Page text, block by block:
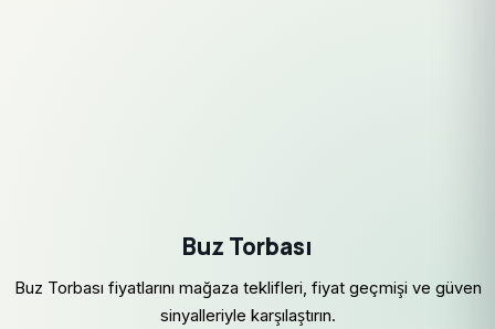
Buz Torbası
Buz Torbası fiyatlarını mağaza teklifleri, fiyat geçmişi ve güven
sinyalleriyle karşılaştırın.